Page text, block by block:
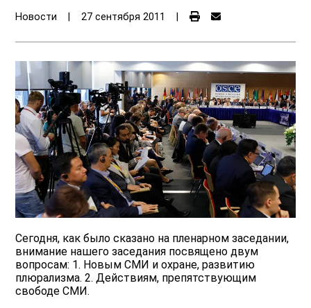
Новости 27 сентября 2011
Сегодня, как было сказано на пленарном заседании,
внимание нашего заседания посвящено двум
вопросам: 1. Новым СМИ и охране, развитию
плюрализма. 2. Действиям, препятствующим
свободе СМИ.